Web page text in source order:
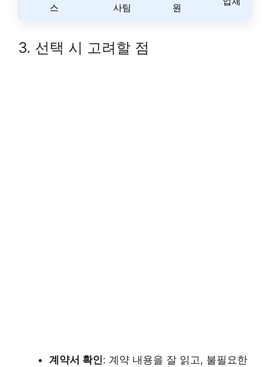
스
사팀
원
3. 선택 시 고려할 점
계약서 확인: 계약 내용을 잘 읽고, 불필요한